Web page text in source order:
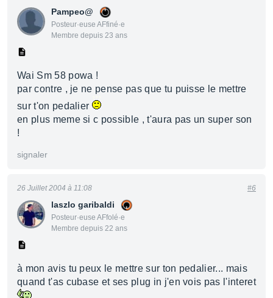
Pampeo@
Posteur·euse AFfiné·e
Membre depuis 23 ans
Wai Sm 58 powa !
par contre , je ne pense pas que tu puisse le mettre
sur t'on pedalier
en plus meme si c possible , t'aura pas un super son
!
signaler
laszlo garibaldi
Posteur·euse AFfolé·e
Membre depuis 22 ans
26 Juillet 2004 à 11:08 #6
à mon avis tu peux le mettre sur ton pedalier... mais
quand t'as cubase et ses plug in j'en vois pas l'interet